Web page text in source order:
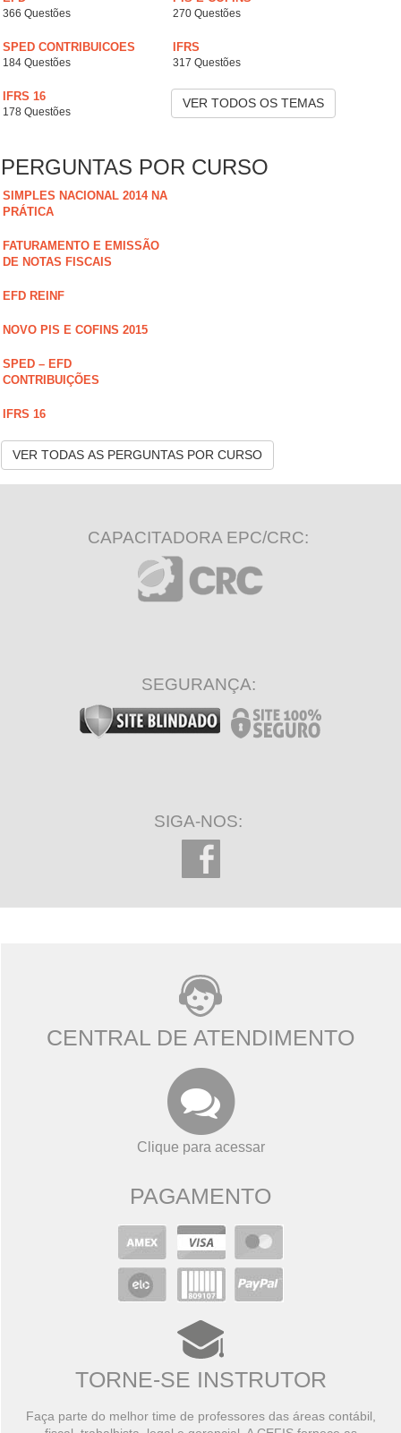
366 Questões 270 Questões
SPED CONTRIBUICOES
184 Questões
IFRS
317 Questões
IFRS 16
178 Questões
VER TODOS OS TEMAS
PERGUNTAS POR CURSO
SIMPLES NACIONAL 2014 NA
PRÁTICA
FATURAMENTO E EMISSÃO
DE NOTAS FISCAIS
EFD REINF
NOVO PIS E COFINS 2015
SPED – EFD
CONTRIBUIÇÕES
IFRS 16
VER TODAS AS PERGUNTAS POR CURSO
CAPACITADORA EPC/CRC:
SEGURANÇA:
SIGA-NOS:
CENTRAL DE ATENDIMENTO
Clique para acessar
PAGAMENTO
TORNE-SE INSTRUTOR
Faça parte do melhor time de professores das áreas contábil,